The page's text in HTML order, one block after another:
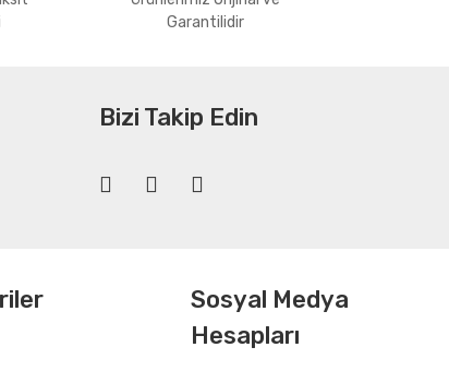
Garantilidir
Bizi Takip Edin
Sosyal Medya
Hesapları